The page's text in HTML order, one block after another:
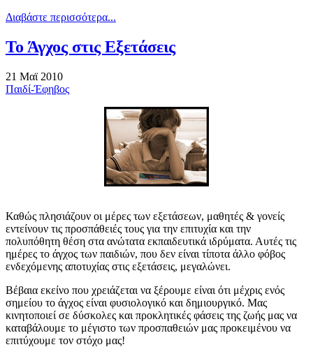
Διαβάστε περισσότερα...
Το Άγχος στις Εξετάσεις
21 Μαϊ 2010
Παιδί-Έφηβος
Καθώς πλησιάζουν οι μέρες των εξετάσεων, μαθητές & γονείς
εντείνουν τις προσπάθειές τους για την επιτυχία και την
πολυπόθητη θέση στα ανώτατα εκπαιδευτικά ιδρύματα. Αυτές τις
ημέρες το άγχος των παιδιών, που δεν είναι τίποτα άλλο φόβος
ενδεχόμενης αποτυχίας στις εξετάσεις, μεγαλώνει.
Βέβαια εκείνο που χρειάζεται να ξέρουμε είναι ότι μέχρις ενός
σημείου το άγχος είναι φυσιολογικό και δημιουργικό. Μας
κινητοποιεί σε δύσκολες και προκλητικές φάσεις της ζωής μας να
καταβάλουμε το μέγιστο των προσπαθειών μας προκειμένου να
επιτύχουμε τον στόχο μας!